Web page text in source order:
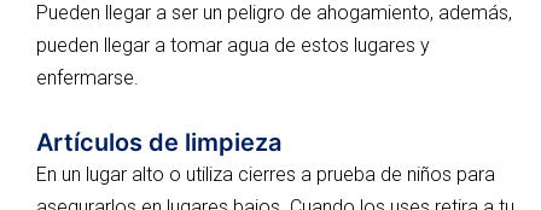
Pueden llegar a ser un peligro de ahogamiento, además,
pueden llegar a tomar agua de estos lugares y
enfermarse.
Artículos de limpieza
En un lugar alto o utiliza cierres a prueba de niños para